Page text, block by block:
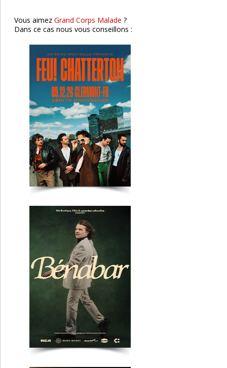
Vous aimez Grand Corps Malade ?
Dans ce cas nous vous conseillons :
Benabar
Clermont-Fd
Chimène Badi
Roanne